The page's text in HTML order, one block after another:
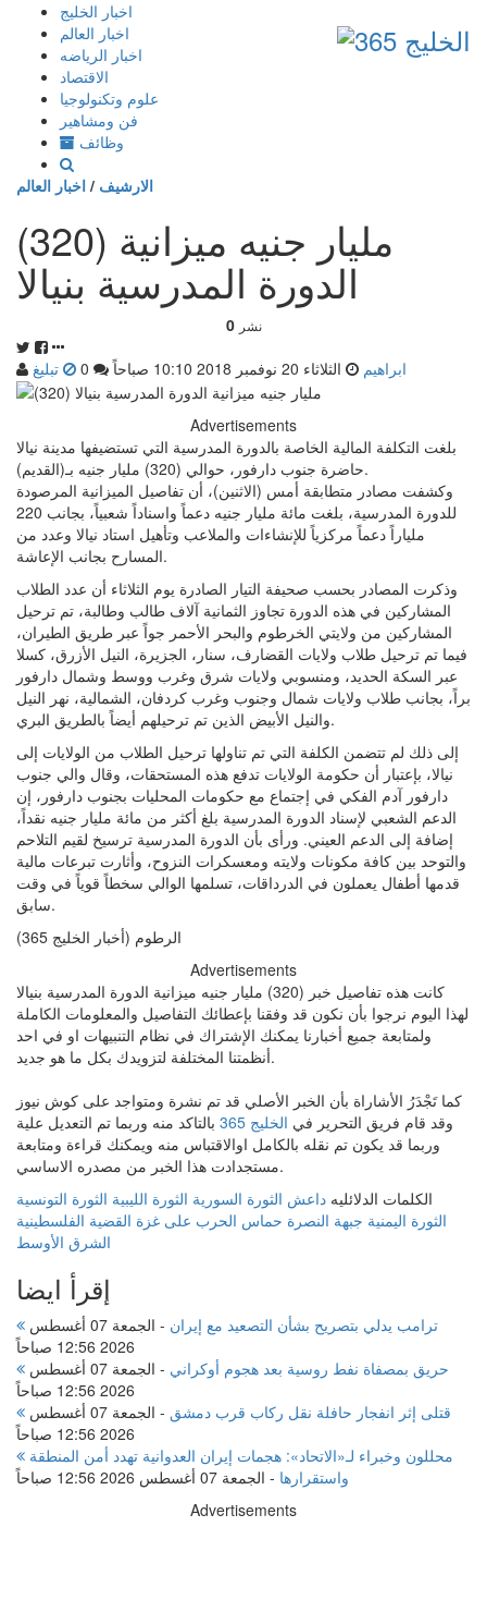
إذهب
المحتوى
اخبار الخليج
اخبار العالم
اخبار الرياضه
الاقتصاد
علوم وتكنولوجيا
فن ومشاهير
وظائف
الارشيف / اخبار العالم
(320) مليار جنيه ميزانية
الدورة المدرسية بنيالا
0 نشر
ابراهيم الثلاثاء 20 نوفمبر 2018 10:10 صباحاً تبليغ
Advertisements
بلغت التكلفة المالية الخاصة بالدورة المدرسية التي تستضيفها مدينة نيالا
حاضرة جنوب دارفور، حوالي (320) مليار جنيه بـ(القديم).
وكشفت مصادر متطابقة أمس (الاثنين)، أن تفاصيل الميزانية المرصودة
للدورة المدرسية، بلغت مائة مليار جنيه دعماً واسناداً شعبياً، بجانب 220
ملياراً دعماً مركزياً للإنشاءات والملاعب وتأهيل استاد نيالا وعدد من
المسارح بجانب الإعاشة.
وذكرت المصادر بحسب صحيفة التيار الصادرة يوم الثلاثاء أن عدد الطلاب
المشاركين في هذه الدورة تجاوز الثمانية آلاف طالب وطالبة، تم ترحيل
المشاركين من ولايتي الخرطوم والبحر الأحمر جواً عبر طريق الطيران،
فيما تم ترحيل طلاب ولايات القضارف، سنار، الجزيرة، النيل الأزرق، كسلا
عبر السكة الحديد، ومنسوبي ولايات شرق وغرب ووسط وشمال دارفور
براً، بجانب طلاب ولايات شمال وجنوب وغرب كردفان، الشمالية، نهر النيل
والنيل الأبيض الذين تم ترحيلهم أيضاً بالطريق البري.
إلى ذلك لم تتضمن الكلفة التي تم تناولها ترحيل الطلاب من الولايات إلى
نيالا، بإعتبار أن حكومة الولايات تدفع هذه المستحقات، وقال والي جنوب
دارفور آدم الفكي في إجتماع مع حكومات المحليات بجنوب دارفور، إن
الدعم الشعبي لإسناد الدورة المدرسية بلغ أكثر من مائة مليار جنيه نقداً،
إضافة إلى الدعم العيني. ورأى بأن الدورة المدرسية ترسيخ لقيم التلاحم
والتوحد بين كافة مكونات ولايته ومعسكرات النزوح، وأثارت تبرعات مالية
قدمها أطفال يعملون في الدرداقات، تسلمها الوالي سخطاً قوياً في وقت
سابق.
الرطوم (أخبار الخليج 365)
Advertisements
كانت هذه تفاصيل خبر (320) مليار جنيه ميزانية الدورة المدرسية بنيالا
لهذا اليوم نرجوا بأن نكون قد وفقنا بإعطائك التفاصيل والمعلومات الكاملة
ولمتابعة جميع أخبارنا يمكنك الإشتراك في نظام التنبيهات او في احد
أنظمتنا المختلفة لتزويدك بكل ما هو جديد.
كما تَجْدَرُ الأشاراة بأن الخبر الأصلي قد تم نشرة ومتواجد على كوش نيوز
وقد قام فريق التحرير في الخليج 365
بالتاكد منه وربما تم التعديل علية
وربما قد يكون تم نقله بالكامل اوالاقتباس منه ويمكنك قراءة ومتابعة
مستجدادت هذا الخبر من مصدره الاساسي.
الكلمات الدلائليه داعش الثورة السورية الثورة الليبية الثورة التونسية
الثورة اليمنية جبهة النصرة حماس الحرب على غزة القضية الفلسطينية
الشرق الأوسط
إقرأ ايضا
ترامب يدلي بتصريح بشأن التصعيد مع إيران -
الجمعة 07 أغسطس
2026 12:56 صباحاً
حريق بمصفاة نفط روسية بعد هجوم أوكراني -
الجمعة 07 أغسطس
2026 12:56 صباحاً
قتلى إثر انفجار حافلة نقل ركاب قرب دمشق -
الجمعة 07 أغسطس
2026 12:56 صباحاً
واستقرارها - الجمعة 07 أغسطس 2026 12:56 صباحاً
Advertisements